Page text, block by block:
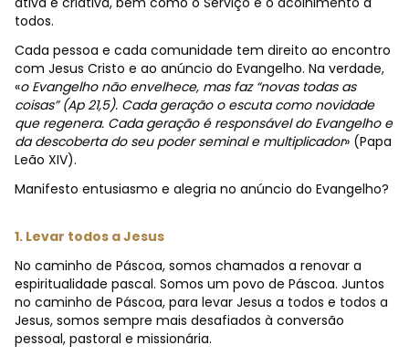
todos.
Cada pessoa e cada comunidade tem direito ao encontro
com Jesus Cristo e ao anúncio do Evangelho. Na verdade,
«o Evangelho não envelhece, mas faz “novas todas as
coisas” (Ap 21,5). Cada geração o escuta como novidade
que regenera. Cada geração é responsável do Evangelho e
da descoberta do seu poder seminal e multiplicador» (Papa
Leão XIV).
Manifesto entusiasmo e alegria no anúncio do Evangelho?
1. Levar todos a Jesus
No caminho de Páscoa, somos chamados a renovar a
espiritualidade pascal. Somos um povo de Páscoa. Juntos
no caminho de Páscoa, para levar Jesus a todos e todos a
Jesus, somos sempre mais desafiados à conversão
pessoal, pastoral e missionária.